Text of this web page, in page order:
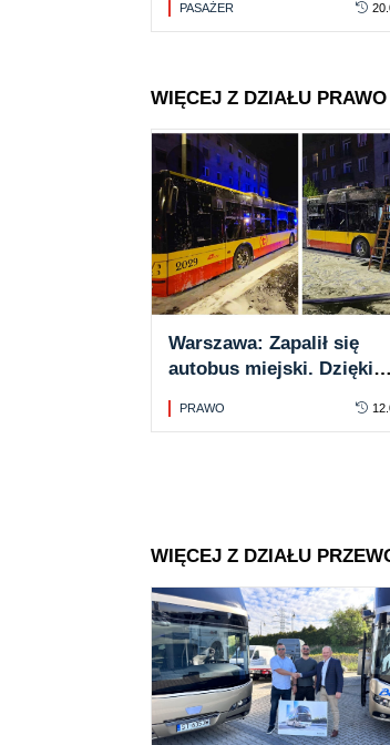
PASAŻER
WIĘCEJ Z DZIAŁU PRAWO
Warszawa: Zapalił się
autobus miejski. Dzięki
nie został ranny
PRAWO
WIĘCEJ Z DZIAŁU